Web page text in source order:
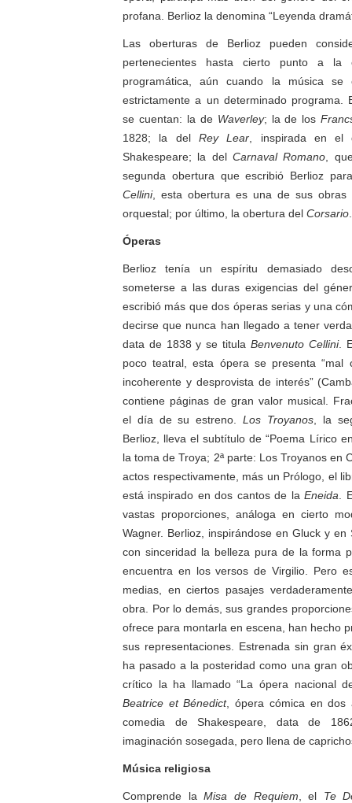
profana. Berlioz la denomina “Leyenda
Las oberturas de Berlioz pueden
pertenecientes hasta cierto punto a la
programática, aún cuando la música
estrictamente a un determinado programa.
se cuentan: la de Waverley; la de los
1828; la del Rey Lear , inspirada en el
Shakespeare; la del Carnaval Romano ,
segunda obertura que escribió Berlioz
Cellini, esta obertura es una de sus obras
orquestal; por último, la obertura del Corsario
Óperas
Berlioz tenía un espíritu demasiado
someterse a las duras exigencias del
escribió más que dos óperas serias y una
decirse que nunca han llegado a tener
data de 1838 y se titula Benvenuto Cellini.
poco teatral, esta ópera se presenta “mal
incoherente y desprovista de interés”
contiene páginas de gran valor musical.
el día de su estreno.Los Troyanos, la
Berlioz, lleva el subtítulo de “Poema Lírico
la toma de Troya; 2ª parte: Los Troyanos en
actos respectivamente, más un Prólogo, el
está inspirado en dos cantos de laEneida .
vastas proporciones, análoga en cierto
Wagner. Berlioz, inspirándose en Gluck y
con sinceridad la belleza pura de la forma
encuentra en los versos de Virgilio. Pero
medias, en ciertos pasajes
obra. Por lo demás, sus grandes
ofrece para montarla en escena, han hecho
sus representaciones. Estrenada sin gran
ha pasado a la posteridad como una gran
crítico la ha llamado “La ópera nacional
Beatrice et Bénedict, ópera cómica en dos
comedia de Shakespeare, data de
imaginación sosegada, pero llena de
Música religiosa
Comprende laMisa de Requiem , el Te